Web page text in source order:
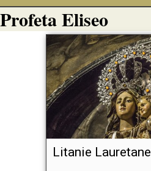
Profeta Eliseo
Litanie Lauretane